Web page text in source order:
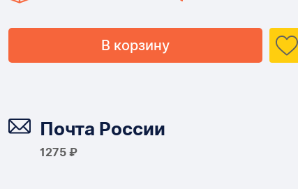
В корзину
Почта России
1275 ₽